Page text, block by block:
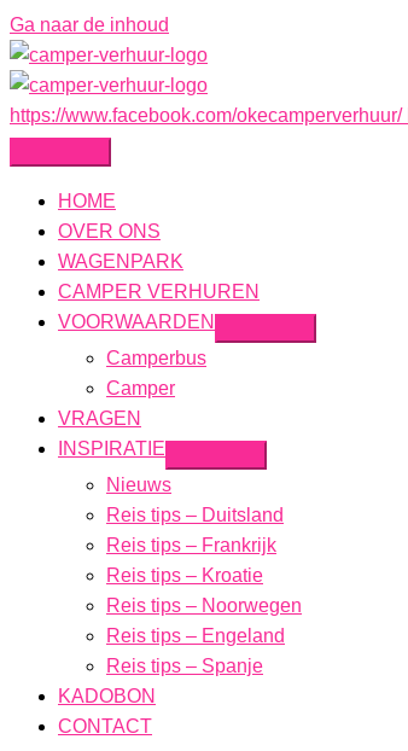
Ga naar de inhoud
https://www.facebook.com/okecamperverhuur/
HOME
OVER ONS
WAGENPARK
CAMPER VERHUREN
VOORWAARDEN
Camperbus
Camper
VRAGEN
INSPIRATIE
Nieuws
Reis tips – Duitsland
Reis tips – Frankrijk
Reis tips – Kroatie
Reis tips – Noorwegen
Reis tips – Engeland
Reis tips – Spanje
KADOBON
CONTACT